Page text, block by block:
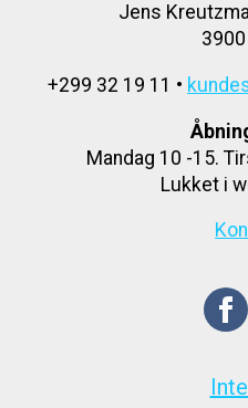
Jens
+299 32 19 11 •
Mandag 10 -15.
Lukket i